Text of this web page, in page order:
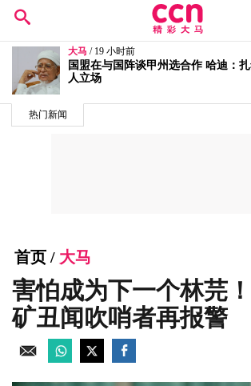
热门新闻
大马 / 19 小时前
迁就丘光耀体重量级要求！洪伟翔反
约？”
首页 / 大马
害怕成为下一个林芫
矿丑闻吹哨者再报警